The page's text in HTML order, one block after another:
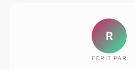
R
ECRIT PAR